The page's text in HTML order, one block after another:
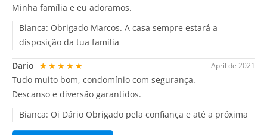
Minha família e eu adoramos.
Bianca: Obrigado Marcos. A casa sempre estará a
disposição da tua família
April de 2021
Dario ★★★★★
Tudo muito bom, condomínio com segurança.
Descanso e diversão garantidos.
Bianca: Oi Dário Obrigado pela confiança e até a próxima